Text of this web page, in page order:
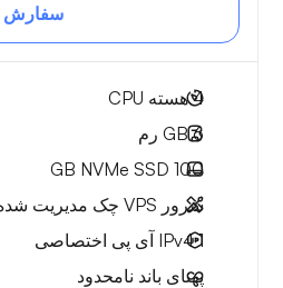
سفارش
4هسته CPU
6 GB
رم
100 GB
NVMe SSD
سرور VPS چک مدیریت شده
1 IPv4
آی پی اختصاصی
پهنای باند نامحدود